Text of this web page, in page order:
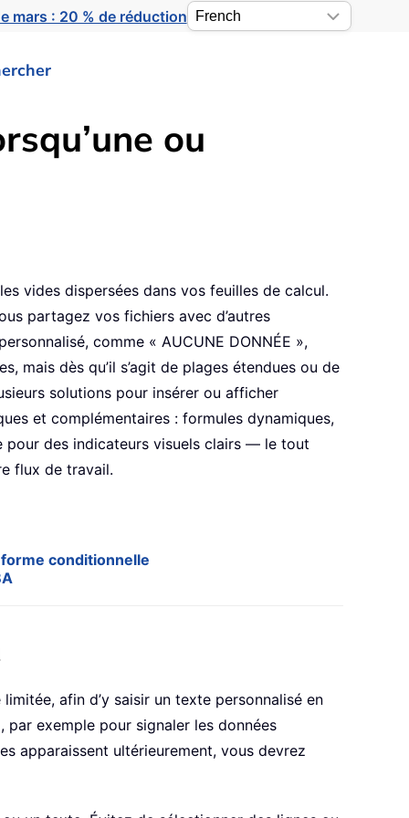
mars : 20 % de réduction
ou
vides dispersées dans vos feuilles de calcul.
partagez vos fichiers avec d’autres
comme « AUCUNE DONNÉE »,
mais dès qu’il s’agit de plages étendues ou de
solutions pour insérer ou afficher
et complémentaires : formules dynamiques,
pour des indicateurs visuels clairs — le tout
flux de travail.
conditionnelle
afin d’y saisir un texte personnalisé en
par exemple pour signaler les données
apparaissent ultérieurement, vous devrez